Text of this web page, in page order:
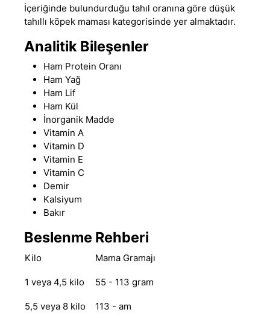
İçeriğinde bulundurduğu tahıl oranına göre düşük
tahıllı köpek maması kategorisinde yer almaktadır.
Analitik Bileşenler
Ham Protein Oranı
Ham Yağ
Ham Lif
Ham Kül
İnorganik Madde
Vitamin A
Vitamin D
Vitamin E
Vitamin C
Demir
Kalsiyum
Bakır
Beslenme Rehberi
Kilo Mama Gramajı
1 veya 4,5 kilo 55 - 113 gram
5,5 veya 8 kilo 113 - am